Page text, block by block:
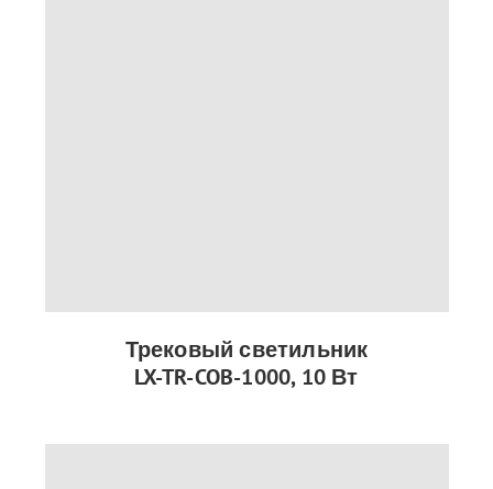
Трековый светильник
LX-TR-COB-1000, 10 Вт